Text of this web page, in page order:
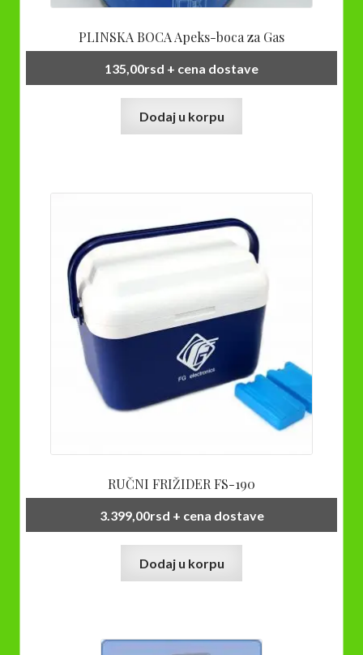
PLINSKA BOCA Apeks-boca za Gas
135,00rsd + cena dostave
Dodaj u korpu
RUČNI FRIŽIDER FS-190
3.399,00rsd + cena dostave
Dodaj u korpu